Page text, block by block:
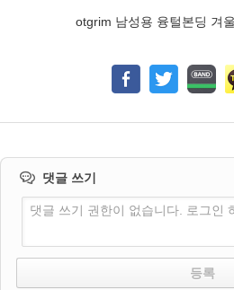
otgrim 남성용 융털본딩 겨
댓글 쓰기
댓글 쓰기 권한이 없습니다. 로그인